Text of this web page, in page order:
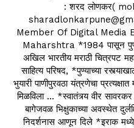
: शरद लोणकर(
Member Of Digital Media
Maharshtra *1984 पासून
अखिल भारतीय मराठी चित्रपट
साहित्य परिषद, *पुण्याच्या
भुयारी पाणीपुरवठा यंत्रणेचा
मिळविला ... *स्वातंत्र्य वीर
बागेजवळ भिक्षुकाच्या अवस्थेत
निदर्शनास आणून दिले *इराक